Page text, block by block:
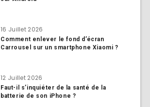
16 Juillet 2026
Comment enlever le fond d’écran
Carrousel sur un smartphone Xiaomi ?
12 Juillet 2026
Faut-il s’inquiéter de la santé de la
batterie de son iPhone ?